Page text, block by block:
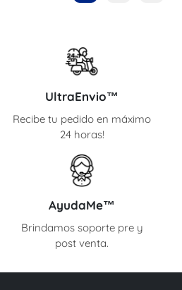
UltraEnvio™
Recibe tu pedido en máximo
24 horas!
AyudaMe™
Brindamos soporte pre y
post venta.